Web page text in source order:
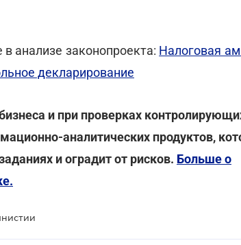
анализе законопроекта: Налоговая
декларирование
и при проверках
аналитических продуктов,
и оградит от рисков. Больше о